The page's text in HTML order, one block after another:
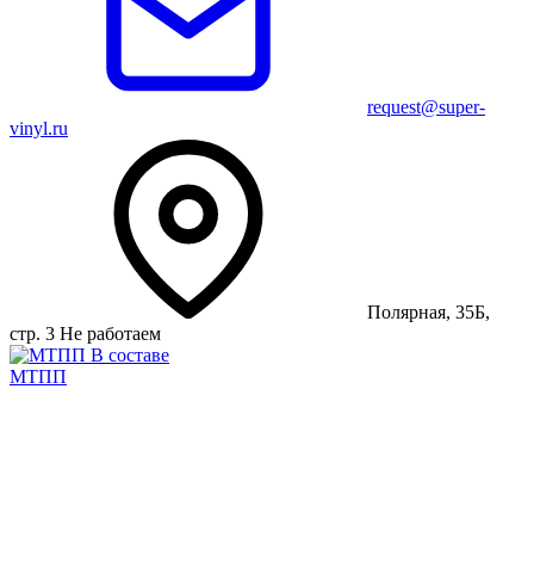
request@super-
vinyl.ru
Полярная, 35Б,
стр. 3 Не работаем
В составе
МТПП